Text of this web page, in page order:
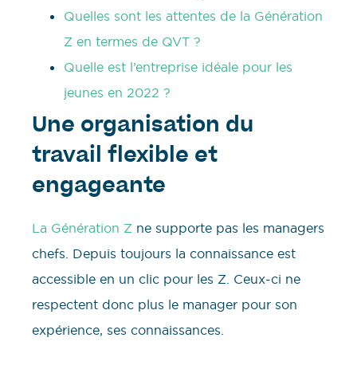
Quelles sont les attentes de la Génération
Z en termes de QVT ?
Quelle est l’entreprise idéale pour les
jeunes en 2022 ?
Une organisation du
travail flexible et
engageante
La Génération Z ne supporte pas les managers
chefs. Depuis toujours la connaissance est
accessible en un clic pour les Z. Ceux-ci ne
respectent donc plus le manager pour son
expérience, ses connaissances.